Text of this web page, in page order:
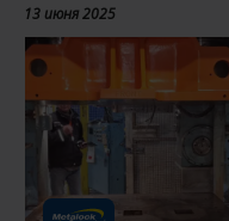
13 июня 2025